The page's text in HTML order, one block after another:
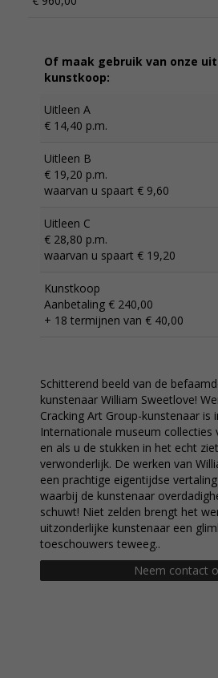
Of maak gebruik van onze
kunstkoop:
Uitleen A
€ 14,40 p.m.
Uitleen B
€ 19,20 p.m.
waarvan u spaart € 9,60
Uitleen C
€ 28,80 p.m.
waarvan u spaart € 19,20
Kunstkoop
Aanbetaling € 240,00
+ 18 termijnen van € 40,00
Schitterend beeld van de
kunstenaar William Sweetlove!
Cracking Art Group-kunstenaar is
Internationale museum collecties
en als u de stukken in het echt
verwonderlijk. De werken van
een prachtige eigentijdse
waarbij de kunstenaar
schuwt! Niet zelden brengt het
uitzonderlijke kunstenaar een
toeschouwers teweeg..
Neem contact